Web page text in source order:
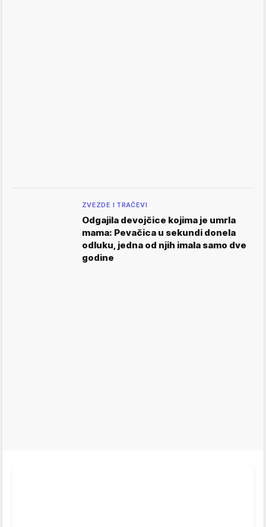
ZVEZDE I TRAČEVI
Odgajila devojčice kojima je umrla
mama: Pevačica u sekundi donela
odluku, jedna od njih imala samo dve
godine